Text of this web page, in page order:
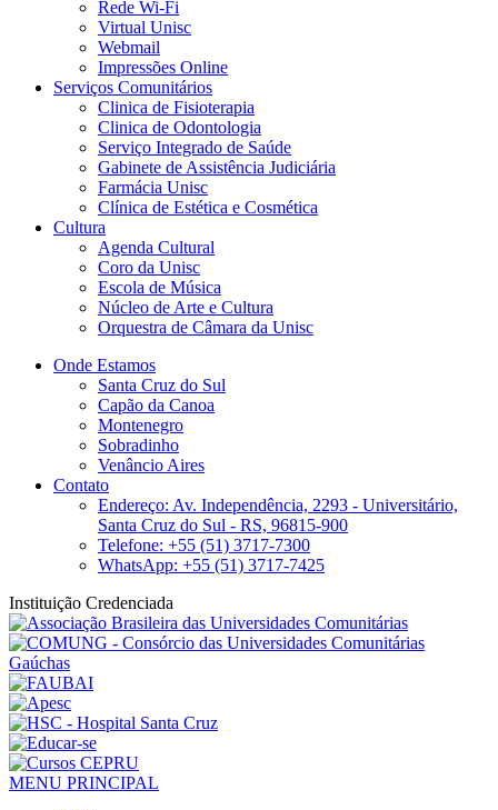
Rede Wi-Fi
Virtual Unisc
Webmail
Impressões Online
Serviços Comunitários
Clinica de Fisioterapia
Clinica de Odontologia
Serviço Integrado de Saúde
Gabinete de Assistência Judiciária
Farmácia Unisc
Clínica de Estética e Cosmética
Cultura
Agenda Cultural
Coro da Unisc
Escola de Música
Núcleo de Arte e Cultura
Orquestra de Câmara da Unisc
Onde Estamos
Santa Cruz do Sul
Capão da Canoa
Montenegro
Sobradinho
Venâncio Aires
Contato
Endereço: Av. Independência, 2293 - Universitário,
Santa Cruz do Sul - RS, 96815-900
Telefone: +55 (51) 3717-7300
WhatsApp: +55 (51) 3717-7425
Instituição Credenciada
MENU PRINCIPAL